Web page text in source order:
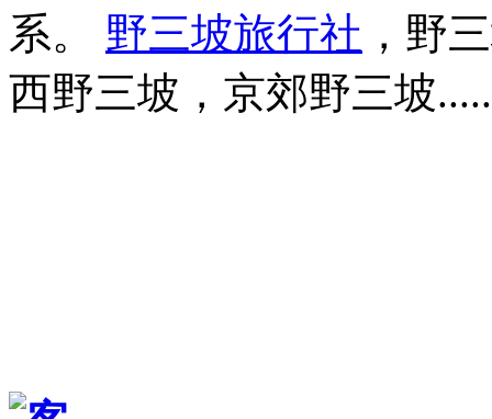
系。 野三坡旅行社 ，野
西野三坡，京郊野三坡